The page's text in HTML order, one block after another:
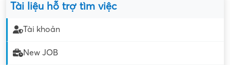
Tài liệu hỗ trợ tìm việc
Tài khoản
New JOB